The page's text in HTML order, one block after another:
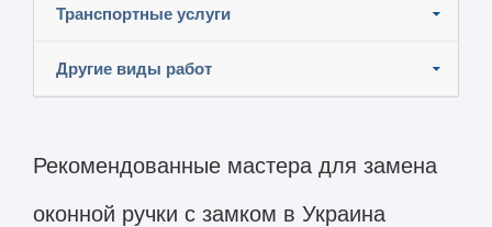
Транспортные услуги
Другие виды работ
Рекомендованные мастера для замена
оконной ручки с замком в Украина